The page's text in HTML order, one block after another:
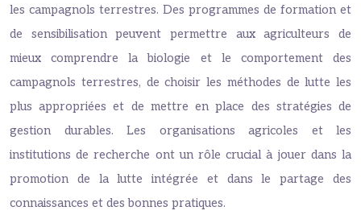
les campagnols terrestres. Des programmes de formation et
de sensibilisation peuvent permettre aux agriculteurs de
mieux comprendre la biologie et le comportement des
campagnols terrestres, de choisir les méthodes de lutte les
plus appropriées et de mettre en place des stratégies de
gestion durables. Les organisations agricoles et les
institutions de recherche ont un rôle crucial à jouer dans la
promotion de la lutte intégrée et dans le partage des
connaissances et des bonnes pratiques.